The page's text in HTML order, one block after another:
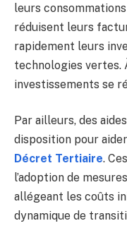
leurs
réduisent leurs
rapidement leurs
technologies vertes.
investissements se
Par ailleurs, des
disposition pour
Décret Tertiaire.
l’adoption de
allégeant les coûts
dynamique de